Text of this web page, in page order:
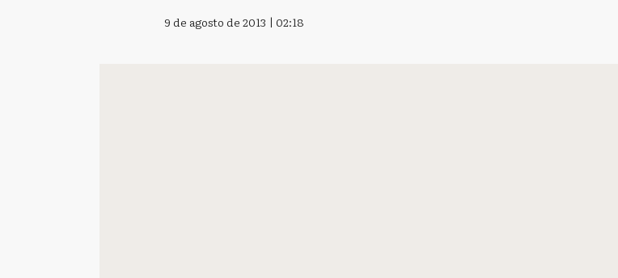
9 de agosto de 2013 | 02:18